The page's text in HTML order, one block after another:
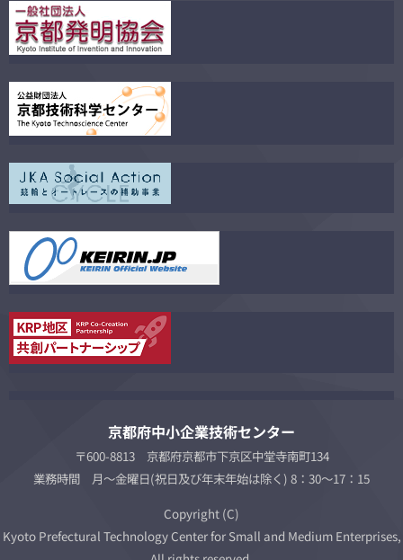
京都府中小企業技術センター
〒600-8813 京都府京都市下京区中堂寺南町134
業務時間 月～金曜日(祝日及び年末年始は除く) 8：30～17：15
Copyright (C)
Kyoto Prefectural Technology Center for Small and Medium Enterprises,